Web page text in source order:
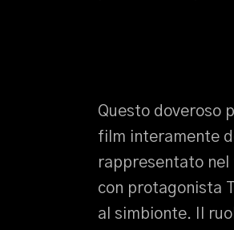
Questo doveroso
film interamente
rappresentato
con protagonista
al simbionte. Il